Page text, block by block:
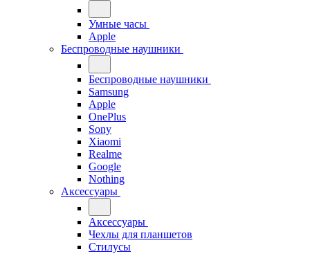
Умные часы
Apple
Беспроводные наушники
Беспроводные наушники
Samsung
Apple
OnePlus
Sony
Xiaomi
Realme
Google
Nothing
Аксессуары
Аксессуары
Чехлы для планшетов
Стилусы